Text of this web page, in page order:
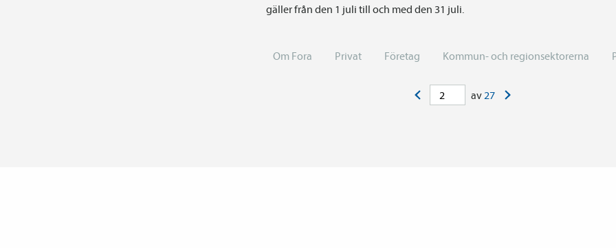
gäller från den 1 juli till och med den 31 juli.
Om Fora Privat Företag Kommun- och regionsektorerna
av 27